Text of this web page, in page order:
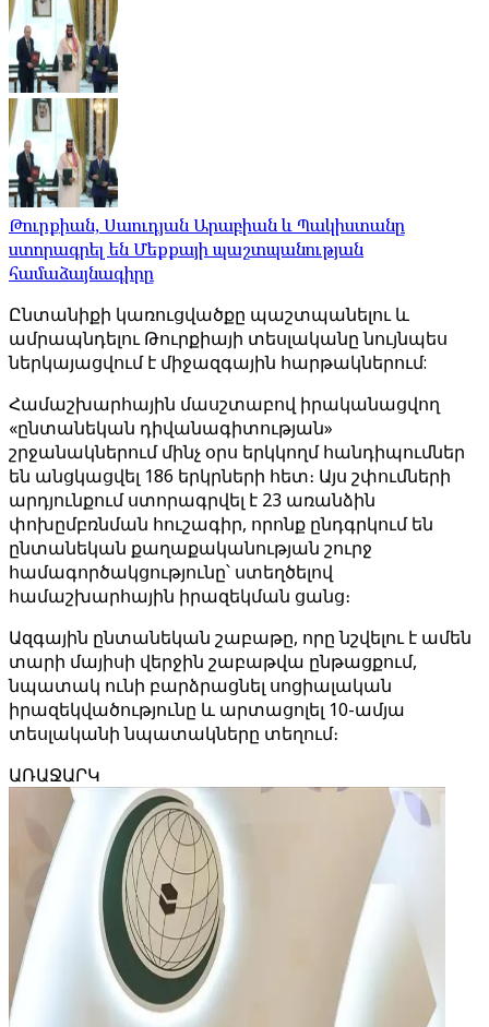
Թուրքիան, Սաուդյան Արաբիան և Պակիստանը
ստորագրել են Մեքքայի պաշտպանության
համաձայնագիրը
Ընտանիքի կառուցվածքը պաշտպանելու և
ամրապնդելու Թուրքիայի տեսլականը նույնպես
ներկայացվում է միջազգային հարթակներում:
Համաշխարհային մասշտաբով իրականացվող
«ընտանեկան դիվանագիտության»
շրջանակներում մինչ օրս երկկողմ հանդիպումներ
են անցկացվել 186 երկրների հետ։ Այս շփումների
արդյունքում ստորագրվել է 23 առանձին
փոխըմբռնման հուշագիր, որոնք ընդգրկում են
ընտանեկան քաղաքականության շուրջ
համագործակցությունը՝ ստեղծելով
համաշխարհային իրազեկման ցանց։
Ազգային ընտանեկան շաբաթը, որը նշվելու է ամեն
տարի մայիսի վերջին շաբաթվա ընթացքում,
նպատակ ունի բարձրացնել սոցիալական
իրազեկվածությունը և արտացոլել 10-ամյա
տեսլականի նպատակները տեղում։
ԱՌԱՋԱՐԿ